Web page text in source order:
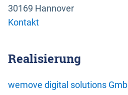
30169 Hannover
Kontakt
Realisierung
wemove digital solutions